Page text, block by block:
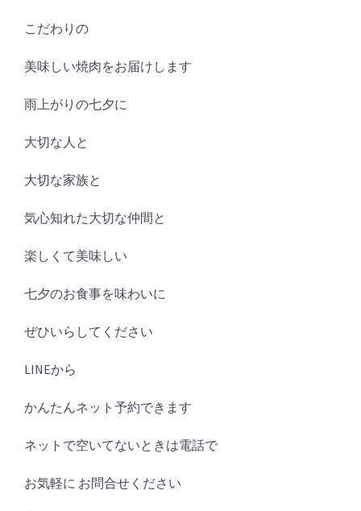
こだわりの
美味しい焼肉をお届けします
雨上がりの七夕に
大切な人と
大切な家族と
気心知れた大切な仲間と
楽しくて美味しい
七夕のお食事を味わいに
ぜひいらしてください
LINEから
かんたんネット予約できます
ネットで空いてないときは電話で
お気軽に お問合せください